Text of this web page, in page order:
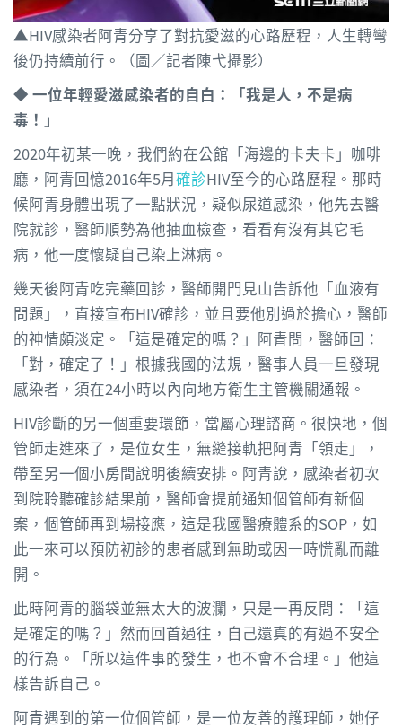
▲HIV感染者阿青分享了對抗愛滋的心路歷程，人生轉彎
後仍持續前行。（圖／記者陳弋攝影）
◆​ 一位年輕愛滋感染者的自白：「我是人，不是病
毒！」
2020年初某一晚，我們約在公館「海邊的卡夫卡」咖啡
廳，阿青回憶2016年5月確診HIV至今的心路歷程。那時
候阿青身體出現了一點狀況，疑似尿道感染，他先去醫
院就診，醫師順勢為他抽血檢查，看看有沒有其它毛
病，他一度懷疑自己染上淋病。
幾天後阿青吃完藥回診，醫師開門見山告訴他「血液有
問題」，直接宣布HIV確診，並且要他別過於擔心，醫師
的神情頗淡定。「這是確定的嗎？」阿青問，醫師回：
「對，確定了！」根據我國的法規，醫事人員一旦發現
感染者，須在24小時以內向地方衛生主管機關通報。
HIV診斷的另一個重要環節，當屬心理諮商。很快地，個
管師走進來了，是位女生，無縫接軌把阿青「領走」，
帶至另一個小房間說明後續安排。阿青說，感染者初次
到院聆聽確診結果前，醫師會提前通知個管師有新個
案，個管師再到場接應，這是我國醫療體系的SOP，如
此一來可以預防初診的患者感到無助或因一時慌亂而離
開。
此時阿青的腦袋並無太大的波瀾，只是一再反問：「這
是確定的嗎？」然而回首過往，自己還真的有過不安全
的行為。「所以這件事的發生，也不會不合理。」他這
樣告訴自己。
阿青遇到的第一位個管師，是一位友善的護理師，她仔